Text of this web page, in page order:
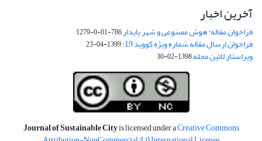
آخرین اخبار
فراخوان مقاله: هوش مصنوعی و شهر پایدار786-01-0-1279
فراخوان ارسال مقاله شماره ویژه کووید 19: 1399-04-23
ویراستار لاتین مجله1398-02-30
Journal of Sustainable Cityis licensed under aCreative Commons